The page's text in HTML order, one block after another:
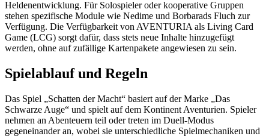
Heldenentwicklung. Für Solospieler oder kooperative Gruppen
stehen spezifische Module wie Nedime und Borbarads Fluch zur
Verfügung. Die Verfügbarkeit von AVENTURIA als Living Card
Game (LCG) sorgt dafür, dass stets neue Inhalte hinzugefügt
werden, ohne auf zufällige Kartenpakete angewiesen zu sein.
Spielablauf und Regeln
Das Spiel „Schatten der Macht“ basiert auf der Marke „Das
Schwarze Auge“ und spielt auf dem Kontinent Aventurien. Spieler
nehmen an Abenteuern teil oder treten im Duell-Modus
gegeneinander an, wobei sie unterschiedliche Spielmechaniken und